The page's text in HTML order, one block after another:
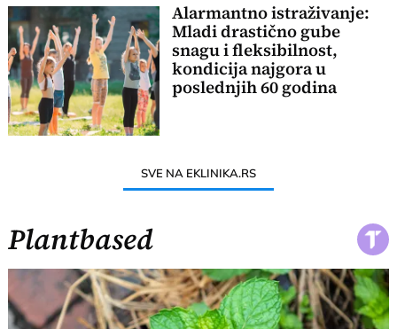
Alarmantno istraživanje:
Mladi drastično gube
snagu i fleksibilnost,
kondicija najgora u
poslednjih 60 godina
SVE NA EKLINIKA.RS
Plantbased